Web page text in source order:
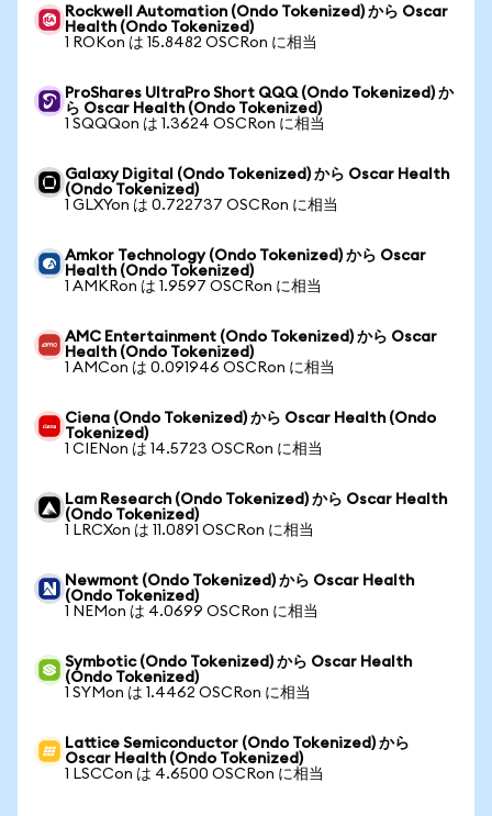
Rockwell Automation (Ondo Tokenized) から Oscar
Health (Ondo Tokenized)
1 ROKon は 15.8482 OSCRon に相当
ProShares UltraPro Short QQQ (Ondo Tokenized) か
ら Oscar Health (Ondo Tokenized)
1 SQQQon は 1.3624 OSCRon に相当
Galaxy Digital (Ondo Tokenized) から Oscar Health
(Ondo Tokenized)
1 GLXYon は 0.722737 OSCRon に相当
Amkor Technology (Ondo Tokenized) から Oscar
Health (Ondo Tokenized)
1 AMKRon は 1.9597 OSCRon に相当
AMC Entertainment (Ondo Tokenized) から Oscar
Health (Ondo Tokenized)
1 AMCon は 0.091946 OSCRon に相当
Ciena (Ondo Tokenized) から Oscar Health (Ondo
Tokenized)
1 CIENon は 14.5723 OSCRon に相当
Lam Research (Ondo Tokenized) から Oscar Health
(Ondo Tokenized)
1 LRCXon は 11.0891 OSCRon に相当
Newmont (Ondo Tokenized) から Oscar Health
(Ondo Tokenized)
1 NEMon は 4.0699 OSCRon に相当
Symbotic (Ondo Tokenized) から Oscar Health
(Ondo Tokenized)
1 SYMon は 1.4462 OSCRon に相当
Lattice Semiconductor (Ondo Tokenized) から
Oscar Health (Ondo Tokenized)
1 LSCCon は 4.6500 OSCRon に相当